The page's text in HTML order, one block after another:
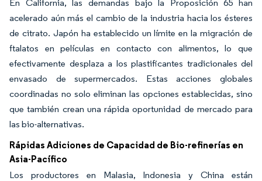
En California, las demandas bajo la Proposición 65 han
acelerado aún más el cambio de la industria hacia los ésteres
de citrato. Japón ha establecido un límite en la migración de
ftalatos en películas en contacto con alimentos, lo que
efectivamente desplaza a los plastificantes tradicionales del
envasado de supermercados. Estas acciones globales
coordinadas no solo eliminan las opciones establecidas, sino
que también crean una rápida oportunidad de mercado para
las bio-alternativas.
Rápidas Adiciones de Capacidad de Bio-refinerías en
Asia-Pacífico
Los productores en Malasia, Indonesia y China están